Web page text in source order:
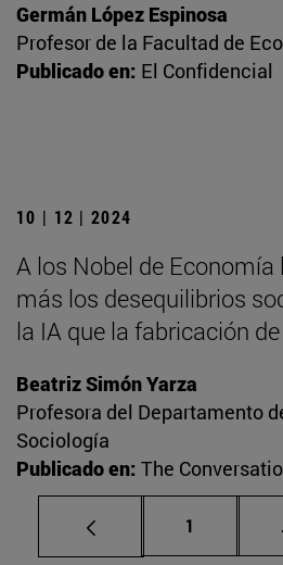
Germán López Espinosa
Profesor de la Facultad de
Publicado en: El Confidencial
10 | 12 | 2024
A los Nobel de Economía
más los desequilibrios
la IA que la fabricación
Beatriz Simón Yarza
Profesora del Departamento
Sociología
Publicado en: The
Página
1